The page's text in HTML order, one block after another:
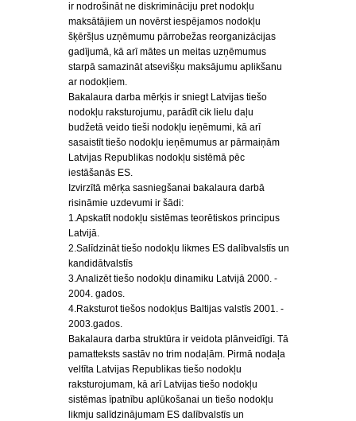
ir nodrošināt ne diskrimināciju pret nodokļu
maksātājiem un novērst iespējamos nodokļu
šķēršļus uzņēmumu pārrobežas reorganizācijas
gadījumā, kā arī mātes un meitas uzņēmumus
starpā samazināt atsevišķu maksājumu aplikšanu
ar nodokļiem.
Bakalaura darba mērķis ir sniegt Latvijas tiešo
nodokļu raksturojumu, parādīt cik lielu daļu
budžetā veido tieši nodokļu ieņēmumi, kā arī
sasaistīt tiešo nodokļu ieņēmumus ar pārmaiņām
Latvijas Republikas nodokļu sistēmā pēc
iestāšanās ES.
Izvirzītā mērķa sasniegšanai bakalaura darbā
risināmie uzdevumi ir šādi:
1.Apskatīt nodokļu sistēmas teorētiskos principus
Latvijā.
2.Salīdzināt tiešo nodokļu likmes ES dalībvalstīs un
kandidātvalstīs
3.Analizēt tiešo nodokļu dinamiku Latvijā 2000. -
2004. gados.
4.Raksturot tiešos nodokļus Baltijas valstīs 2001. -
2003.gados.
Bakalaura darba struktūra ir veidota plānveidīgi. Tā
pamatteksts sastāv no trim nodaļām. Pirmā nodaļa
veltīta Latvijas Republikas tiešo nodokļu
raksturojumam, kā arī Latvijas tiešo nodokļu
sistēmas īpatnību aplūkošanai un tiešo nodokļu
likmju salīdzinājumam ES dalībvalstīs un